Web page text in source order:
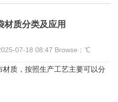
材质分类及应用
07-18 08:47 Browse： ℃
材质，按照生产工艺主要可以分